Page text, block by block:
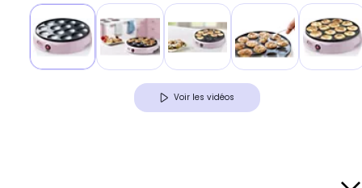
Voir les vidéos